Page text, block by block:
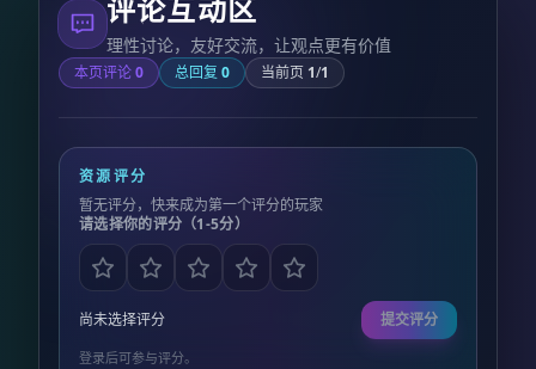
评论互动区
理性讨论，友好交流，让观点更有价值
本页评论0 总回复 0 当前页 1/1
资源评分
暂无评分，快来成为第一个评分的玩家
请选择你的评分（1-5分）
尚未选择评分 提交评分
登录后可参与评分。